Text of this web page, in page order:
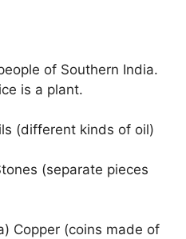
of Southern India.
plant.
kinds of oil)
pieces
(metal)
made of